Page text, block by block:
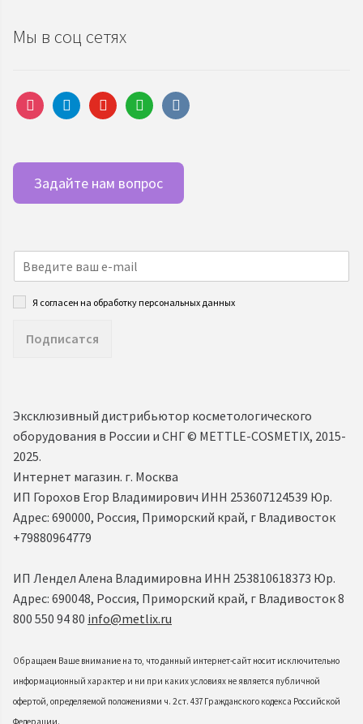
Мы в соц сетях
instagramtelegramyoutubewhatsappvkontakte
Задайте нам вопрос
Я согласен на обработку персональных данных
Подписатся
Эксклюзивный дистрибьютор косметологического
оборудования в России и СНГ ©️ METTLE-COSMETIX, 2015-
2025.
Интернет магазин. г. Москва
ИП Горохов Егор Владимирович ИНН 253607124539 Юр.
Адрес: 690000, Россия, Приморский край, г Владивосток
+79880964779
ИП Лендел Алена Владимировна ИНН 253810618373 Юр.
Адрес: 690048, Россия, Приморский край, г Владивосток 8
800 550 94 80 info@metlix.ru
Обращаем Ваше внимание на то, что данный интернет-сайт носит исключительно
информационный характер и ни при каких условиях не является публичной
офертой, определяемой положениями ч. 2 ст. 437 Гражданского кодекса Российской